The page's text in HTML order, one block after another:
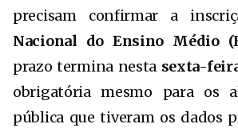
precisam confirmar a
Nacional do Ensino Médio
prazo termina nesta sexta-
obrigatória mesmo para os
pública que tiveram os dados